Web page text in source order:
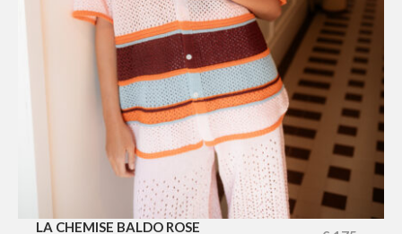
LA CHEMISE BALDO ROSE